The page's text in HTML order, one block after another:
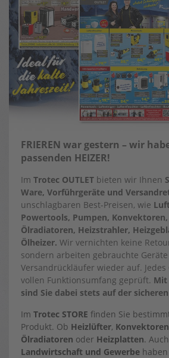
FRIEREN war gestern – wir
passenden HEIZER!
Im Trotec OUTLET bieten wir Ihnen
Ware, Vorführgeräte und
unschlagbaren Best-Preisen, wie
Powertools, Pumpen,
Ölradiatoren, Heizstrahler,
Ölheizer. Wir vernichten keine
sondern arbeiten gebrauchte
Versandrückläufer wieder auf.
vollen Funktionsumfang geprüft. Mit
sind Sie dabei stets auf der
Im Trotec STORE finden Sie
Produkt. Ob Heizlüfter,
Ölradiatoren oder Heizplatten.
Landwirtschaft und Gewerbe